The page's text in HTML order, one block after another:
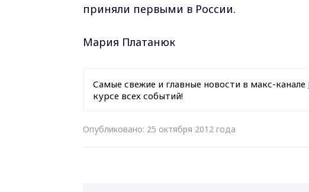
приняли первыми в России.
Мария Платанюк
Самые свежие и главные новости в макс-канале
курсе всех событий!
Опубликовано: 25 октября 2012 года